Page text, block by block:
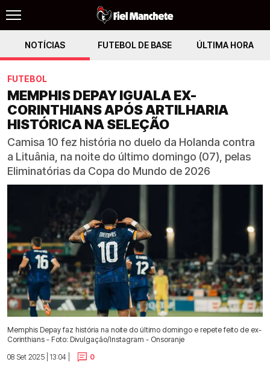
NOTÍCIAS FUTEBOL DE BASE ÚLTIMA HORA
FUTEBOL
MEMPHIS DEPAY IGUALA EX-
CORINTHIANS APÓS ARTILHARIA
HISTÓRICA NA SELEÇÃO
Camisa 10 fez história no duelo da Holanda contra
a Lituânia, na noite do último domingo (07), pelas
Eliminatórias da Copa do Mundo de 2026
Memphis Depay faz história na noite do último domingo e repete feito de ex-
Corinthians - Foto: Divulgação/Instagram - Onsoranje
08 Set 2025 | 13:04 |
0